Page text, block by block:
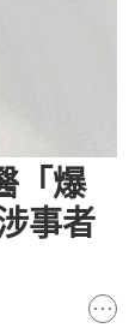
「爆
事者